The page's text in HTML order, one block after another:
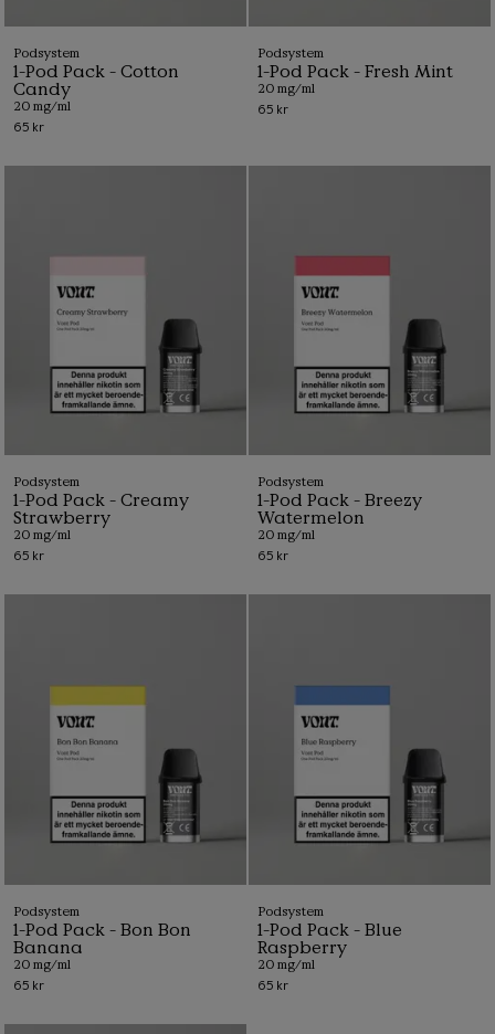
Podsystem
1-Pod Pack - Cotton
Candy
20 mg/ml
65 kr
Podsystem
1-Pod Pack - Fresh Mint
20 mg/ml
65 kr
Podsystem
1-Pod Pack - Creamy
Strawberry
20 mg/ml
65 kr
Podsystem
1-Pod Pack - Breezy
Watermelon
20 mg/ml
65 kr
Podsystem
1-Pod Pack - Bon Bon
Banana
20 mg/ml
65 kr
Podsystem
1-Pod Pack - Blue
Raspberry
20 mg/ml
65 kr